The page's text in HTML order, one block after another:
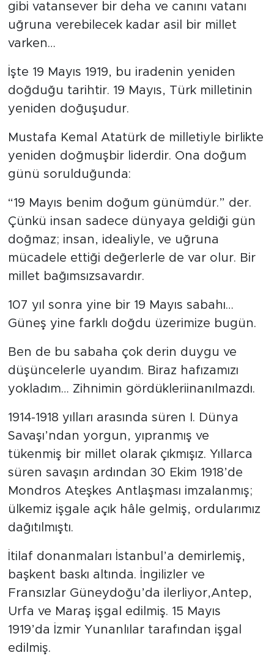
gibi vatansever bir deha ve canını vatanı
uğruna verebilecek kadar asil bir millet
varken…
İşte 19 Mayıs 1919, bu iradenin yeniden
doğduğu tarihtir. 19 Mayıs, Türk milletinin
yeniden doğuşudur.
Mustafa Kemal Atatürk de milletiyle birlikte
yeniden doğmuşbir liderdir. Ona doğum
günü sorulduğunda:
“19 Mayıs benim doğum günümdür.” der.
Çünkü insan sadece dünyaya geldiği gün
doğmaz; insan, idealiyle, ve uğruna
mücadele ettiği değerlerle de var olur. Bir
millet bağımsızsavardır.
107 yıl sonra yine bir 19 Mayıs sabahı…
Güneş yine farklı doğdu üzerimize bugün.
Ben de bu sabaha çok derin duygu ve
düşüncelerle uyandım. Biraz hafızamızı
yokladım… Zihnimin gördükleriinanılmazdı.
1914-1918 yılları arasında süren I. Dünya
Savaşı’ndan yorgun, yıpranmış ve
tükenmiş bir millet olarak çıkmışız. Yıllarca
süren savaşın ardından 30 Ekim 1918’de
Mondros Ateşkes Antlaşması imzalanmış;
ülkemiz işgale açık hâle gelmiş, ordularımız
dağıtılmıştı.
İtilaf donanmaları İstanbul’a demirlemiş,
başkent baskı altında. İngilizler ve
Fransızlar Güneydoğu’da ilerliyor,Antep,
Urfa ve Maraş işgal edilmiş. 15 Mayıs
1919’da İzmir Yunanlılar tarafından işgal
edilmiş.